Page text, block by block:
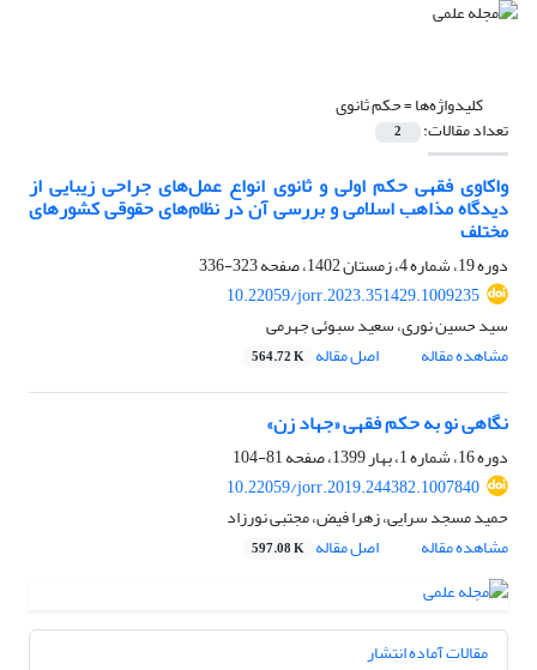
کلیدواژه‌ها =حکم ثانوی
تعداد مقالات: 2
واکاوی فقهی حکم اولی و ثانوی انواع عمل‌های جراحی زیبایی از
دیدگاه مذاهب اسلامی و بررسی آن در نظام‌های حقوقی کشورهای
مختلف
دوره 19، شماره 4، زمستان 1402، صفحه
323-336
10.22059/jorr.2023.351429.1009235
سید حسین نوری، سعید سبوئی جهرمی
مشاهده مقاله
اصل مقاله 564.72 K
نگاهی نو به حکم فقهی «جهاد زن»
دوره 16، شماره 1، بهار 1399، صفحه
81-104
10.22059/jorr.2019.244382.1007840
حمید مسجد سرایی، زهرا فیض، مجتبی نورزاد
مشاهده مقاله
اصل مقاله 597.08 K
مقالات آماده انتشار